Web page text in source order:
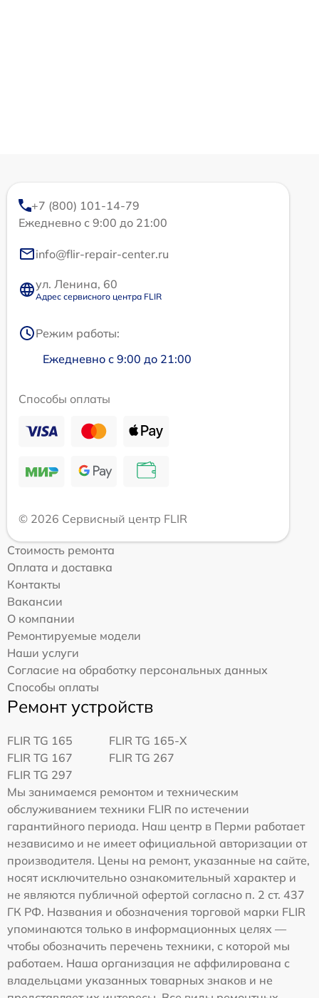
+7 (800) 101-14-79
Ежедневно с 9:00 до 21:00
info@flir-repair-center.ru
ул. Ленина, 60
Адрес сервисного центра FLIR
Режим работы:
Ежедневно с 9:00 до 21:00
Способы оплаты
© 2026 Сервисный центр FLIR
Стоимость ремонта
Оплата и доставка
Контакты
Вакансии
О компании
Ремонтируемые модели
Наши услуги
Согласие на обработку персональных данных
Способы оплаты
Ремонт устройств
FLIR TG 165
FLIR TG 165-X
FLIR TG 167
FLIR TG 267
FLIR TG 297
Мы занимаемся ремонтом и техническим
обслуживанием техники FLIR по истечении
гарантийного периода. Наш центр в Перми работает
независимо и не имеет официальной авторизации от
производителя. Цены на ремонт, указанные на сайте,
носят исключительно ознакомительный характер и
не являются публичной офертой согласно п. 2 ст. 437
ГК РФ. Названия и обозначения торговой марки FLIR
упоминаются только в информационных целях —
чтобы обозначить перечень техники, с которой мы
работаем. Наша организация не аффилирована с
владельцами указанных товарных знаков и не